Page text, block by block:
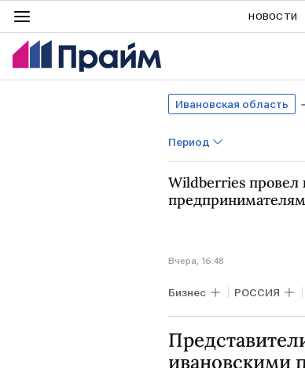
НОВОСТИ
Ивановская область
Период
Wildberries провел
Вчера, 16:48
Бизнес РОССИЯ
Wildberries ВСУ
ивановскими